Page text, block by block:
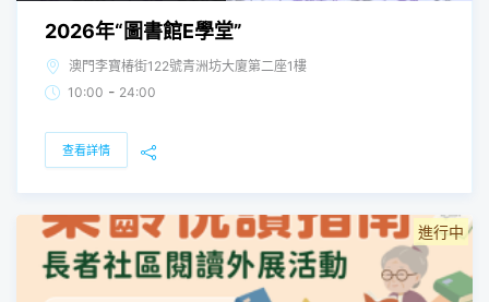
2026年“圖書館E學堂”
澳門李寶椿街122號青洲坊大廈第二座1樓
10:00 - 24:00
查看詳情
進行中